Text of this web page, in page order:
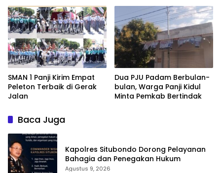
SMAN 1 Panji Kirim Empat
Peleton Terbaik di Gerak
Jalan
Dua PJU Padam Berbulan-
bulan, Warga Panji Kidul
Minta Pemkab Bertindak
Baca Juga
Kapolres Situbondo Dorong Pelayanan
Bahagia dan Penegakan Hukum
Agustus 9, 2026